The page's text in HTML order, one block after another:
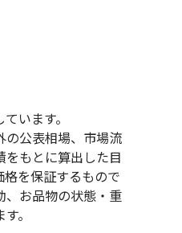
います。
公表相場、市場流
もとに算出した目
を保証するもので
、お品物の状態・重
。